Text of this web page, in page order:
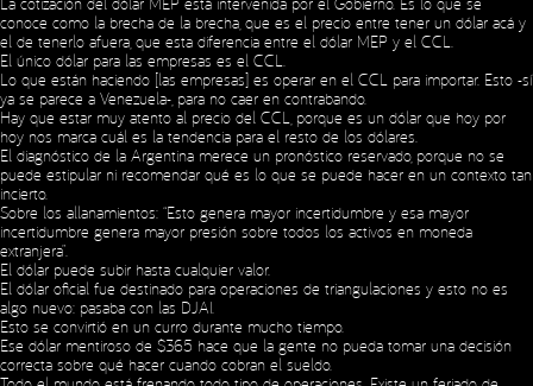
conoce como la brecha de la brecha, que es el precio entre tener un dólar acá y
el de tenerlo afuera, que esta diferencia entre el dólar MEP y el CCL.
El único dólar para las empresas es el CCL.
Lo que están haciendo [las empresas] es operar en el CCL para importar. Esto -sí
ya se parece a Venezuela-, para no caer en contrabando.
Hay que estar muy atento al precio del CCL, porque es un dólar que hoy por
hoy nos marca cuál es la tendencia para el resto de los dólares.
El diagnóstico de la Argentina merece un pronóstico reservado, porque no se
puede estipular ni recomendar qué es lo que se puede hacer en un contexto tan
incierto.
Sobre los allanamientos: “Esto genera mayor incertidumbre y esa mayor
incertidumbre genera mayor presión sobre todos los activos en moneda
extranjera”.
El dólar puede subir hasta cualquier valor.
El dólar oficial fue destinado para operaciones de triangulaciones y esto no es
algo nuevo: pasaba con las DJAI.
Esto se convirtió en un curro durante mucho tiempo.
Ese dólar mentiroso de $365 hace que la gente no pueda tomar una decisión
correcta sobre qué hacer cuando cobran el sueldo.